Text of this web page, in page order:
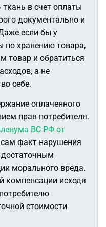
в счет оплаты
документально и
если бы у
по хранению товара,
товар и обратиться
а не
себе.
оплаченного
прав потребителя.
ВС РФ от
сам факт нарушения
достаточным
морального вреда.
компенсации исходя
стоимости